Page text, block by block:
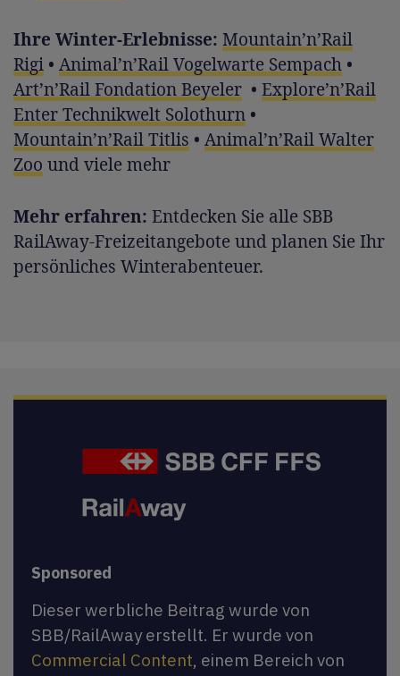
Ihre Winter-Erlebnisse: Mountain’n’Rail
Rigi • Animal’n’Rail Vogelwarte Sempach •
Art’n’Rail Fondation Beyeler • Explore’n’Rail
Enter Technikwelt Solothurn •
Mountain’n’Rail Titlis • Animal’n’Rail Walter
Zoo und viele mehr
Mehr erfahren: Entdecken Sie alle SBB
RailAway-Freizeitangebote und planen Sie Ihr
persönliches Winterabenteuer.
Sponsored
Dieser werbliche Beitrag wurde von
SBB/RailAway erstellt. Er wurde von
Commercial Content, einem Bereich von